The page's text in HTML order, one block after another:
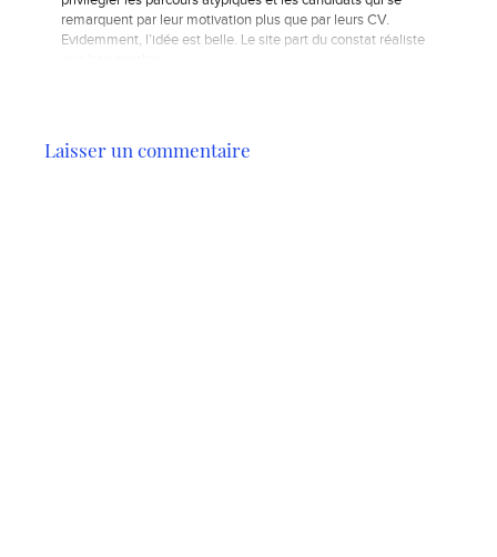
remarquent par leur motivation plus que par leurs CV.
Evidemment, l’idée est belle. Le site part du constat réaliste
Laisser un commentaire